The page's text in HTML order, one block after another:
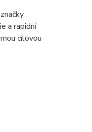
a rapidní
cílovou